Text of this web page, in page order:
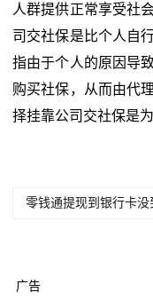
人群提供正常享受社
司交社保是比个人自
指由于个人的原因导
购买社保，从而由代
择挂靠公司交社保是
零钱通提现到银行卡没
广告